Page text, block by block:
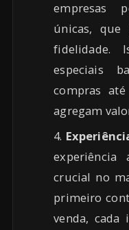
empresas
únicas, que
fidelidade.
especiais
compras
agregam
experiência
crucial no
primeiro
venda, cada